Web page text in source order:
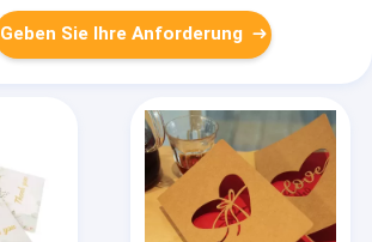
Geben Sie Ihre Anforderung